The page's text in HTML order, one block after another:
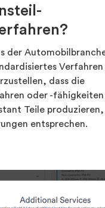
der
dass die
oder -fähigkeiten
Teile
entsprechen.